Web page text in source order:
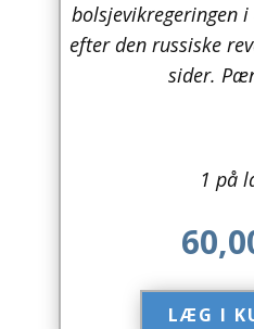
Børnebøger
Bryggerier
bolsjevikregeringen
efter den russiske
sider.
1 på
LÆG I